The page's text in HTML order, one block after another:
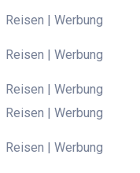
Reisen | Werbung
Reisen | Werbung
Reisen | Werbung
Reisen | Werbung
Reisen | Werbung